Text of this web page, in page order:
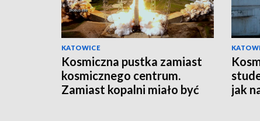
KATOWICE
Kosmiczna pustka zamiast
kosmicznego centrum.
Zamiast kopalni miało być
jak